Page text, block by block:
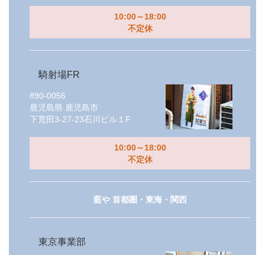
10:00～18:00
不定休
騎射場FR
890-0056
鹿児島県 鹿児島市
下荒田3-27-23石川ビル１F
10:00～18:00
不定休
藍や 首都圏・東海・関西
東京事業部